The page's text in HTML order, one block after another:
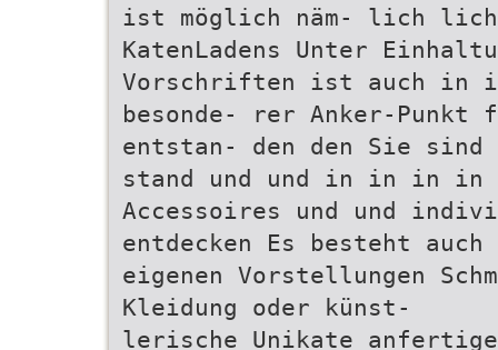
ist möglich näm- lich lich
KatenLadens Unter
Vorschriften ist auch in
besonde- rer Anker-Punkt
entstan- den den Sie
stand und und in in in in
Accessoires und und
entdecken Es besteht
eigenen Vorstellungen
Kleidung oder künst-
lerische Unikate